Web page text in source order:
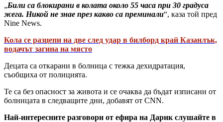
„Били са блокирани в колата около 55 часа при 30 градуса
жега. Никой не знае през какво са преминали“, каза той пред
Nine News.
Кола се разцепи на две след удар в билборд край Казанлък,
водачът загина на място
Децата са откарани в болница с тежка дехидратация,
съобщиха от полицията.
Те са без опасност за живота и се очаква да бъдат изписани от
болницата в следващите дни, добавят от CNN.
Най-интересните разговори от ефира на Дарик слушайте в